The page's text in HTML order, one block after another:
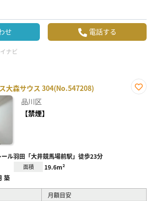
せ 電話する
ナビ
大森サウス 304(No.547208)
品川区
【禁煙】
ル羽田「大井競馬場前駅」徒歩23分
面積 19.6m²
築
月額目安